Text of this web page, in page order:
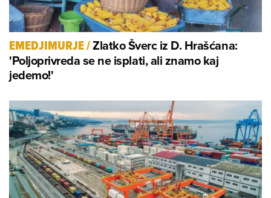
EMEDJIMURJE/Zlatko Šverc iz D. Hrašćana:
'Poljoprivreda se ne isplati, ali znamo kaj
jedemo!'